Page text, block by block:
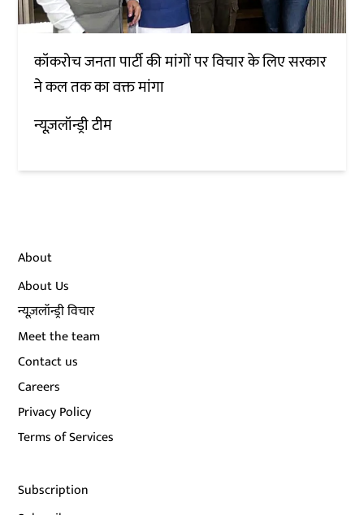
कॉकरोच जनता पार्टी की मांगों पर विचार के लिए सरकार
ने कल तक का वक्त मांगा
न्यूज़लॉन्ड्री टीम
About
About Us
न्यूज़लॉन्ड्री विचार
Meet the team
Contact us
Careers
Privacy Policy
Terms of Services
Subscription